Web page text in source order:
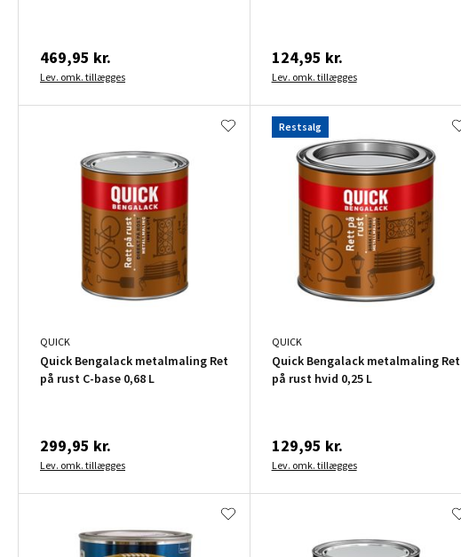
469,95 kr.
Lev. omk. tillægges
124,95 kr.
Lev. omk. tillægges
QUICK
Quick Bengalack metalmaling Ret
på rust C-base 0,68 L
299,95 kr.
Lev. omk. tillægges
Restsalg
QUICK
Quick Bengalack metalmaling Ret
på rust hvid 0,25 L
129,95 kr.
Lev. omk. tillægges